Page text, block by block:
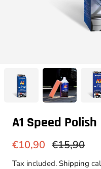
A1 Speed Polish
€10,90 €15,90
Tax included. Shipping